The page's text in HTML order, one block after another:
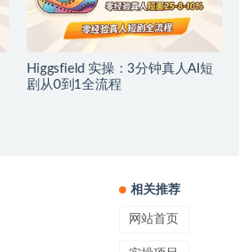
Higgsfield 实操：3分钟真人AI短
剧从0到1全流程
相关推荐
网站首页